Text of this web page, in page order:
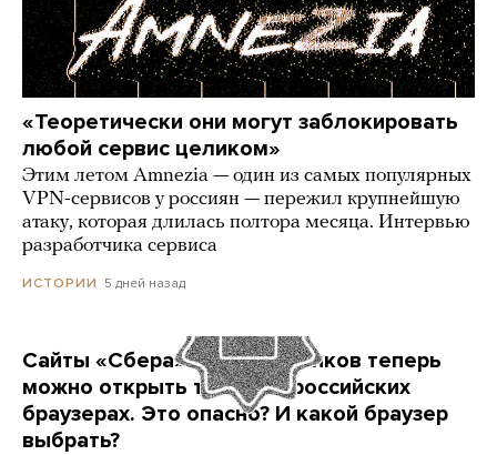
«Теоретически они могут заблокировать
любой сервис целиком»
Этим летом Amnezia — один из самых популярных
VPN-сервисов у россиян — пережил крупнейшую
атаку, которая длилась полтора месяца. Интервью
разработчика сервиса
ИСТОРИИ 5 дней назад
Сайты «Сбера» и других банков теперь
можно открыть только в российских
браузерах. Это опасно? И какой браузер
выбрать?